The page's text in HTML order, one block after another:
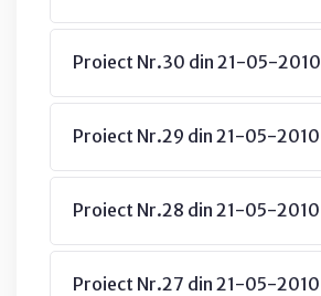
Proiect Nr.30 din 21-05-2010
Proiect Nr.29 din 21-05-2010
Proiect Nr.28 din 21-05-2010
Proiect Nr.27 din 21-05-2010